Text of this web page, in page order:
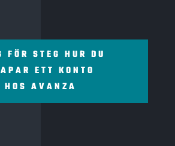
FÖR STEG HUR DU
ETT KONTO
HOS AVANZA